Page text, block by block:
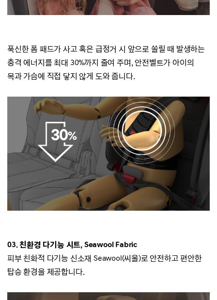
푹신한 폼 패드가 사고 혹은 급정거 시 앞으로 쏠릴 때 발생하는
충격 에너지를 최대 30%까지 줄여 주며,안전벨트가 아이의
목과 가슴에 직접 닿지 않게 도와 줍니다.
03. 친환경 다기능 시트, Seawool Fabric
피부 친화적 다기능 신소재Seawool(씨울)로 안전하고 편안한
탑승 환경을 제공합니다.